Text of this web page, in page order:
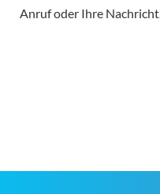
Anruf oder Ihre Nachricht.